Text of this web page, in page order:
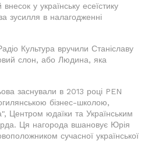
у українську есеїстику
зусилля в налагодженні
Культура вручили Станіславу
слон, або Людина, яка
заснували в 2013 році PEN
бізнес-школою,
Центром юдаїки та Українським
Ця нагорода вшановує Юрія
сучасної української